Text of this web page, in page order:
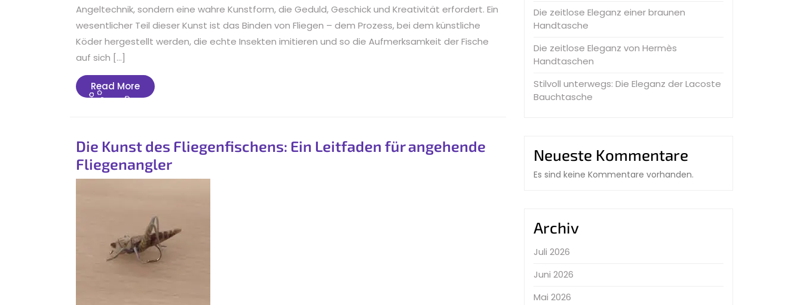
Angeltechnik, sondern eine wahre Kunstform, die Geduld, Geschick und Kreativität erfordert. Ein
wesentlicher Teil dieser Kunst ist das Binden von Fliegen – dem Prozess, bei dem künstliche
Köder hergestellt werden, die echte Insekten imitieren und so die Aufmerksamkeit der Fische
auf sich […]
Read MoreRead
More
Die Kunst des Fliegenfischens: Ein Leitfaden für angehende
Fliegenangler
Die zeitlose Eleganz einer braunen
Handtasche
Die zeitlose Eleganz von Hermès
Handtaschen
Stilvoll unterwegs: Die Eleganz der Lacoste
Bauchtasche
Neueste Kommentare
Es sind keine Kommentare vorhanden.
Archiv
Juli 2026
Juni 2026
Mai 2026